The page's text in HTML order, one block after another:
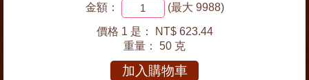
金額： (最大 9988)
價格 1 是：
NT$ 623.44
重量： 50 克
加入購物車